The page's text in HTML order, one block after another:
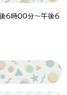
6時00分～午後6